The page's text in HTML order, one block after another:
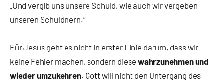
„Und vergib uns unsere Schuld, wie auch wir vergeben
unseren Schuldnern.“
Für Jesus geht es nicht in erster Linie darum, dass wir
keine Fehler machen, sondern diese wahrzunehmen und
wieder umzukehren. Gott will nicht den Untergang des